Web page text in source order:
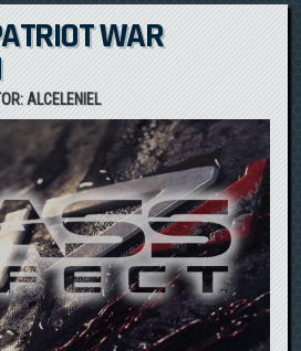
WAR
ALCELENIEL